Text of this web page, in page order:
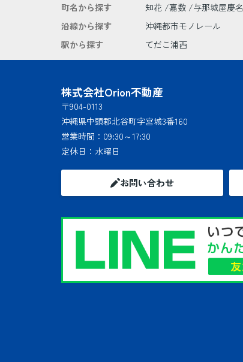
町名から探す
知花 嘉数 与那城屋慶名
沿線から探す
沖縄都市モノレール
駅から探す
てだこ浦西
株式会社Orion不動産
〒904-0113
沖縄県中頭郡北谷町字宮城3番160
営業時間： 09:30～17:30
定休日： 水曜日
お問い合わせ